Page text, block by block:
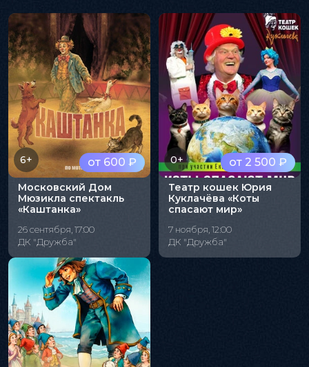
от 600 ₽
6+
Московский Дом
Мюзикла спектакль
«Каштанка»
26 сентября, 17:00
ДК "Дружба"
от 2 500 ₽
0+
Театр кошек Юрия
Куклачёва «Коты
спасают мир»
7 ноября, 12:00
ДК "Дружба"